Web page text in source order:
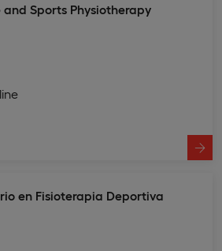
and Sports Physiotherapy
en Fisioterapia Deportiva